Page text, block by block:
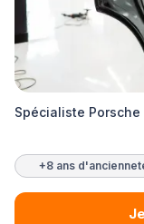
Spécialiste
+8 ans